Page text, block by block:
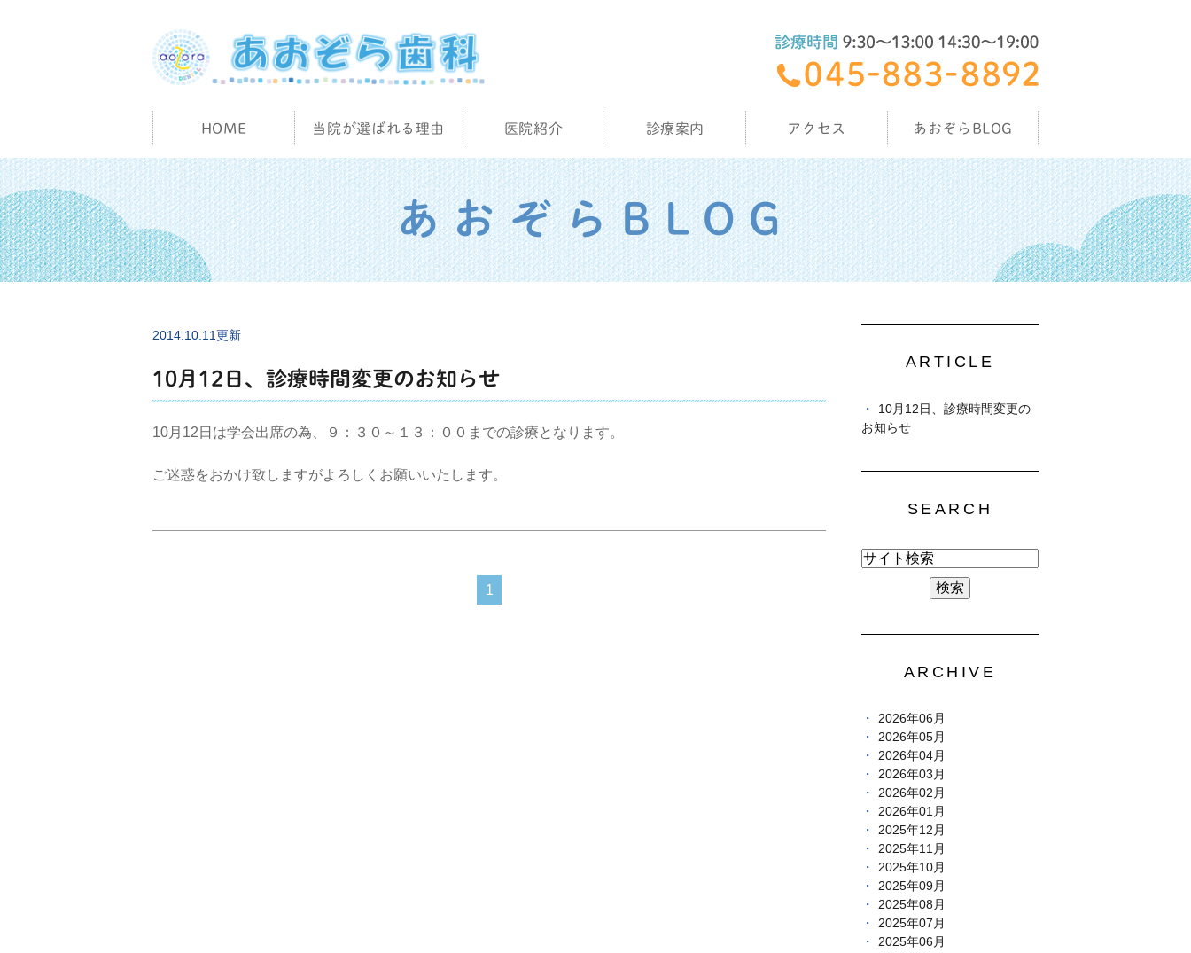
HOME 当院が選ばれる理由 医院紹介 診療案内 アクセス あおぞらBLOG
あおぞらBLOG
2014.10.11更新
10月12日、診療時間変更のお知らせ
10月12日は学会出席の為、９：３０～１３：００までの診療となります。
ご迷惑をおかけ致しますがよろしくお願いいたします。
1
ARTICLE
10月12日、診療時間変更の
お知らせ
SEARCH
ARCHIVE
2026年06月
2026年05月
2026年04月
2026年03月
2026年02月
2026年01月
2025年12月
2025年11月
2025年10月
2025年09月
2025年08月
2025年07月
2025年06月